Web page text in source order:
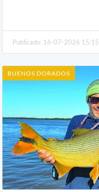
Publicado: 16-07-2026 15:15
BUENOS DORADOS